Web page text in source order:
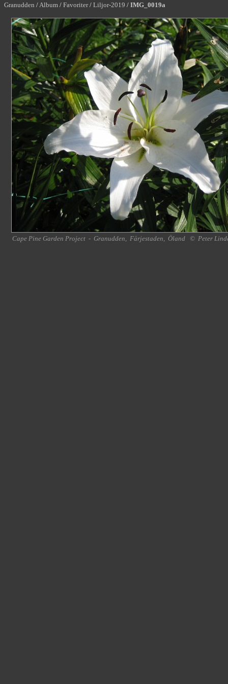
Granudden /Album / Favoriter / Liljor-2019 / IMG_0019a
Cape Pine Garden Project - Granudden, Färjestaden, Öland © Peter